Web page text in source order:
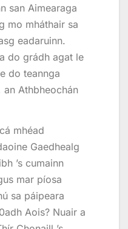
san Aimearaga
mo mháthair sa
eadaruinn.
do grádh agat le
do teannga
Athbheochán
mhéad
Gaedhealg
’s cumainn
mar píosa
sa páipeara
Aois? Nuair a